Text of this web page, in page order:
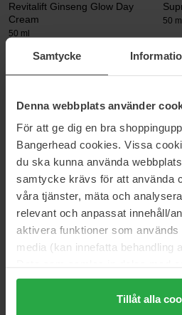
Samtycke
Denna webbplats använder
För att ge dig en bra
Bangerhead cookies. Vissa
du ska kunna använda
samtycke krävs för att använda
våra tjänster, mäta och
relevant och anpassat innehåll/
aktivera funktioner som
media (kan innefatta behandling
Genom att trycka på "Tillåt alla
alla cookies, medan du under
Tillåt alla
Revitalift Ginseng Glow Day
Cream
50 ml
50 ml
93 €
Capsule Hydro Booster Cream
50 ml
44 €
50 ml
35 €
KORA Organics
Turmeric Glow Moisturizer
15 ml
Verso